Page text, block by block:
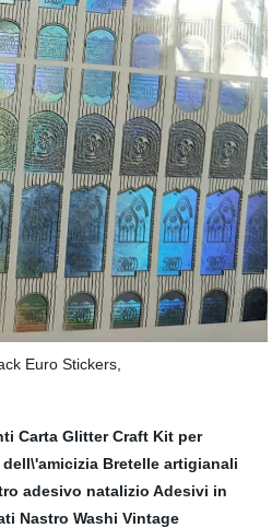
Carta Glitter Craft Kit per
Bretelle artigianali
adesivo natalizio Adesivi in
Nastro Washi Vintage